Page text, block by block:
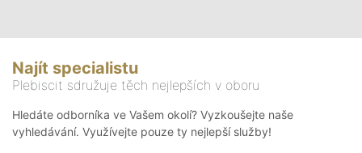
Najít specialistu
Plebiscit sdružuje těch nejlepších v oboru
Hledáte odborníka ve Vašem okolí? Vyzkoušejte naše
vyhledávání. Využívejte pouze ty nejlepší služby!